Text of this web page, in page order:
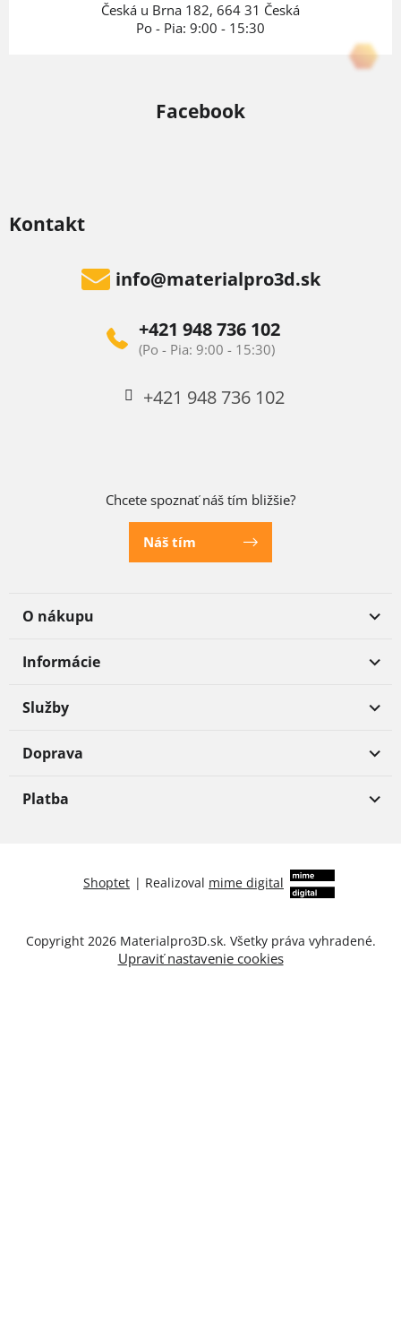
Kontakt
info@materialpro3d.sk
+421 948 736 102
+421 948 736 102
Chcete spoznať náš tím bližšie?
Náš tím
O nákupu
Informácie
Služby
Česká u Brna 182, 664 31 Česká
Po - Pia: 9:00 - 15:30
Facebook
Doprava
Platba
Shoptet | Realizoval mime digital
Copyright 2026 Materialpro3D.sk. Všetky práva vyhradené.
Upraviť nastavenie cookies